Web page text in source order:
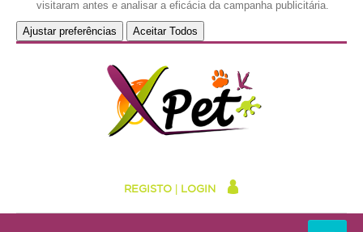
visitaram antes e analisar a eficácia da campanha publicitária.
Ajustar preferências Aceitar Todos
REGISTO LOGIN